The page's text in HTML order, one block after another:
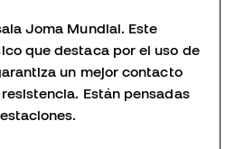
Joma Mundial. Este
que destaca por el uso de
un mejor contacto
Están pensadas